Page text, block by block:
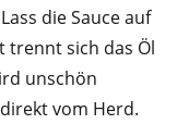
die Sauce auf
trennt sich das Öl
unschön
vom Herd.